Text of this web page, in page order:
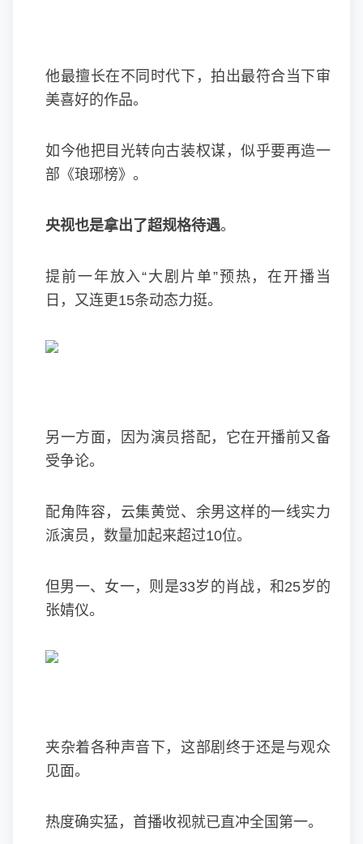
他最擅长在不同时代下，拍出最符合当下审
美喜好的作品。
如今他把目光转向古装权谋，似乎要再造一
部《琅琊榜》。
央视也是拿出了超规格待遇。
提前一年放入“大剧片单”预热，在开播当
日，又连更15条动态力挺。
另一方面，因为演员搭配，它在开播前又备
受争论。
配角阵容，云集黄觉、余男这样的一线实力
派演员，数量加起来超过10位。
但男一、女一，则是33岁的肖战，和25岁的
张婧仪。
夹杂着各种声音下，这部剧终于还是与观众
见面。
热度确实猛，首播收视就已直冲全国第一。